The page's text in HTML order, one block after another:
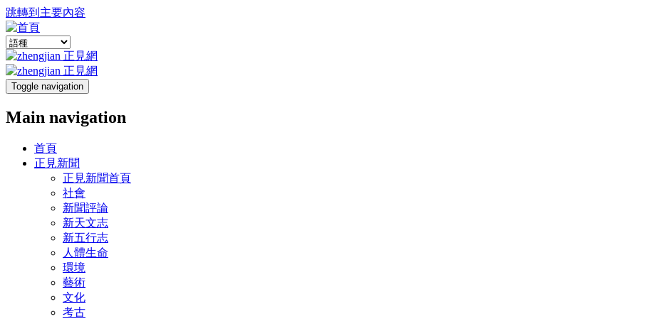
跳轉到主要內容
Toggle navigation
Main navigation
首頁
正見新聞
正見新聞首頁
社會
新聞評論
新天文志
新五行志
人體生命
環境
藝術
文化
考古